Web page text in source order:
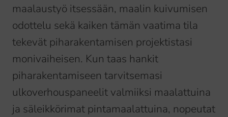
maalaustyö itsessään, maalin kuivumisen
odottelu sekä kaiken tämän vaatima tila
tekevät piharakentamisen projektistasi
monivaiheisen. Kun taas hankit
piharakentamiseen tarvitsemasi
ulkoverhouspaneelit valmiiksi maalattuina
ja säleikkörimat pintamaalattuina, nopeutat